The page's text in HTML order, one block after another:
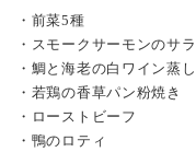
・前菜5種
・スモークサーモンのサ
・鯛と海老の白ワイン蒸し
・若鶏の香草パン粉焼き
・ローストビーフ
・鴨のロティ